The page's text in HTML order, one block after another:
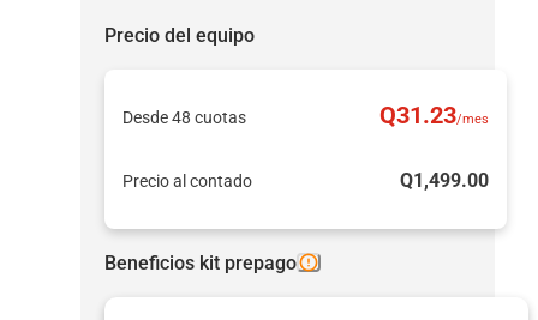
Precio del equipo
Desde 48 cuotas Q31.23/mes
Precio al contado Q1,499.00
Beneficios kit prepago